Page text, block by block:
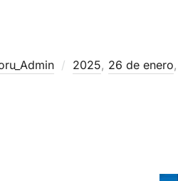
2025, 26 de enero,